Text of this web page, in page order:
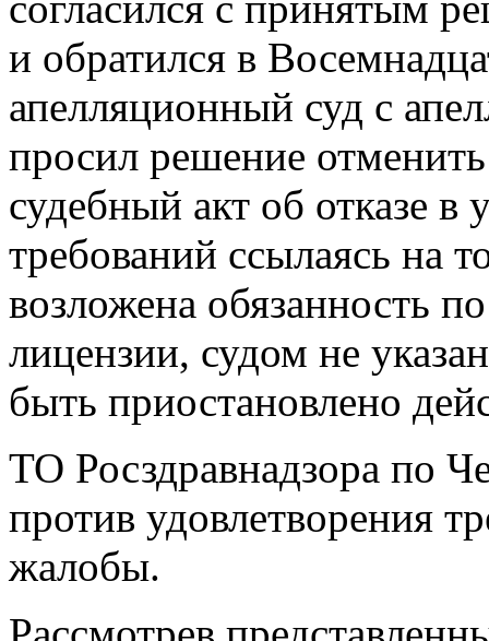
и обратился в
апелляционный суд с
просил решение
судебный акт об отказе в
требований ссылаясь на
возложена обязанность
лицензии, судом не
быть приостановлено
ТО Росздравнадзора по
против удовлетворения
жалобы.